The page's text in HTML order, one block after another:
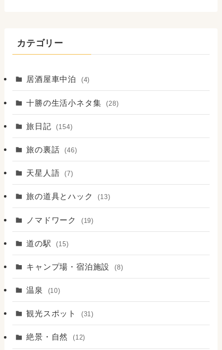
カテゴリー
居酒屋車中泊 (4)
十勝の生活小ネタ集 (28)
旅日記 (154)
旅の裏話 (46)
天星人語 (7)
旅の道具とハック (13)
ノマドワーク (19)
道の駅 (15)
キャンプ場・宿泊施設 (8)
温泉 (10)
観光スポット (31)
絶景・自然 (12)